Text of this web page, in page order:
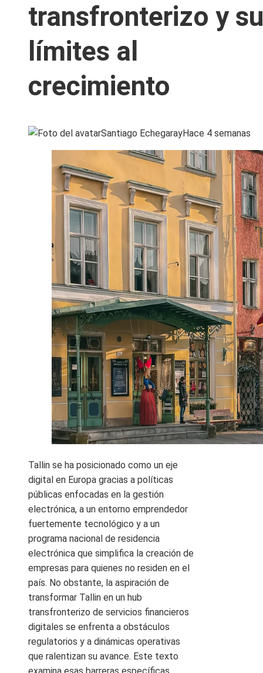
transfronterizo y
límites al
crecimiento
Santiago EchegarayHace 4 semanas
Tallin se ha posicionado como un eje
digital en Europa gracias a políticas
públicas enfocadas en la gestión
electrónica, a un entorno emprendedor
fuertemente tecnológico y a un
programa nacional de residencia
electrónica que simplifica la creación de
empresas para quienes no residen en el
país. No obstante, la aspiración de
transformar Tallin en un hub
transfronterizo de servicios financieros
digitales se enfrenta a obstáculos
regulatorios y a dinámicas operativas
que ralentizan su avance. Este texto